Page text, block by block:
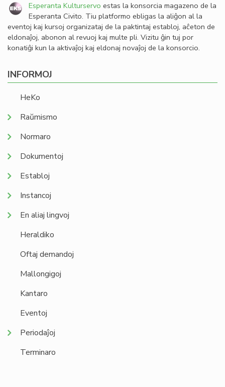
Esperanta Kulturservo estas la konsorcia magazeno de la
Esperanta Civito. Tiu platformo ebligas la aliĝon al la
eventoj kaj kursoj organizataj de la paktintaj establoj, aĉeton de
eldonaĵoj, abonon al revuoj kaj multe pli. Vizitu ĝin tuj por
konatiĝi kun la aktivaĵoj kaj eldonaj novaĵoj de la konsorcio.
INFORMOJ
HeKo
Raŭmismo
Normaro
Dokumentoj
Establoj
Instancoj
En aliaj lingvoj
Heraldiko
Oftaj demandoj
Mallongigoj
Kantaro
Eventoj
Periodaĵoj
Terminaro